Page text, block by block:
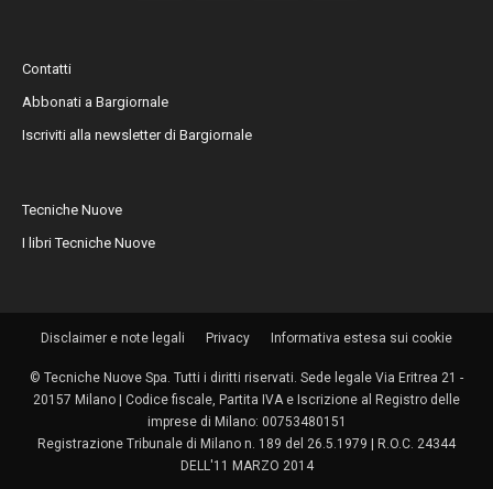
Contatti
Abbonati a Bargiornale
Iscriviti alla newsletter di Bargiornale
Tecniche Nuove
I libri Tecniche Nuove
Disclaimer e note legali Privacy Informativa estesa sui cookie
© Tecniche Nuove Spa. Tutti i diritti riservati. Sede legale Via Eritrea 21 -
20157 Milano | Codice fiscale, Partita IVA e Iscrizione al Registro delle
imprese di Milano: 00753480151
Registrazione Tribunale di Milano n. 189 del 26.5.1979 | R.O.C. 24344
DELL'11 MARZO 2014